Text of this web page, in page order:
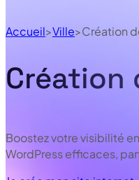
Accueil Ville Création
Création
Boostez votre visibilité
WordPress efficaces,